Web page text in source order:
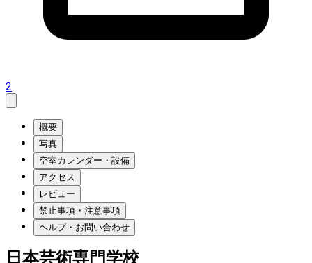
2
概要
写真
空室カレンダー・設備
アクセス
レビュー
禁止事項・注意事項
ヘルプ・お問い合わせ
日本芸術専門学校